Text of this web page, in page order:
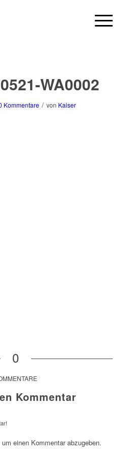
WA0002
Kommentare / von Kaiser
0
Kommentar
einen Kommentar abzugeben.